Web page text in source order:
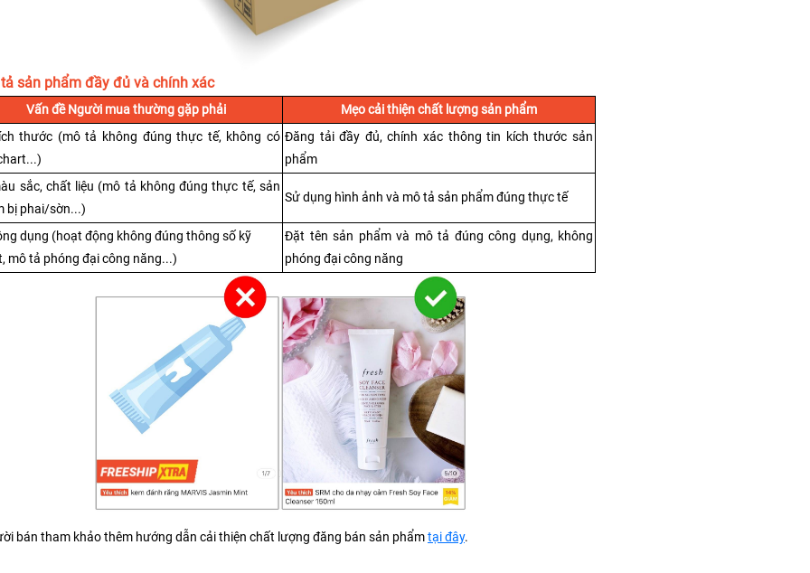
sản phẩm đầy đủ và chính xác
Vấn đề Người mua thường gặp phải
Mẹo cải thiện chất lượng sản phẩm
thước (mô tả không đúng thực tế, không có Đăng tải đầy đủ, chính xác thông tin kích thước sản
phẩm
sắc, chất liệu (mô tả không đúng thực tế, sản
bị phai/sờn...)
Sử dụng hình ảnh và mô tả sản phẩm đúng thực tế
dụng (hoạt động không đúng thông số kỹ
mô tả phóng đại công năng...)
Đặt tên sản phẩm và mô tả đúng công dụng, không
phóng đại công năng
bán tham khảo thêm hướng dẫn cải thiện chất lượng đăng bán sản phẩm tại đây.